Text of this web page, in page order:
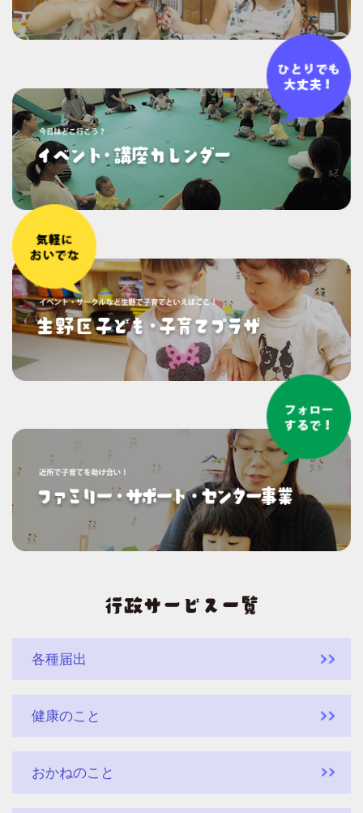
各種届出
健康のこと
おかねのこと